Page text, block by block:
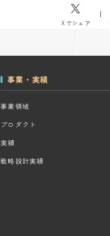
Xでシェア
事業・実績
事業領域
プロダクト
実績
戦略設計実績